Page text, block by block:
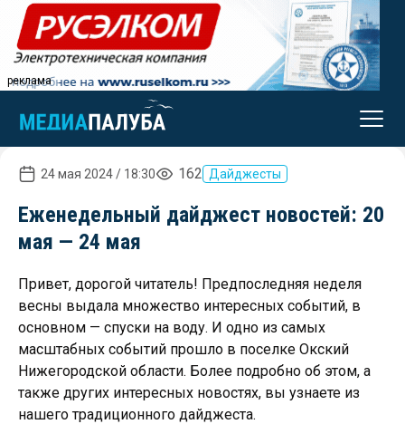
реклама
24 мая 2024 / 18:30 162 Дайджесты
Еженедельный дайджест новостей: 20
мая — 24 мая
Привет, дорогой читатель! Предпоследняя неделя
весны выдала множество интересных событий, в
основном — спуски на воду. И одно из самых
масштабных событий прошло в поселке Окский
Нижегородской области. Более подробно об этом, а
также других интересных новостях, вы узнаете из
нашего традиционного дайджеста.